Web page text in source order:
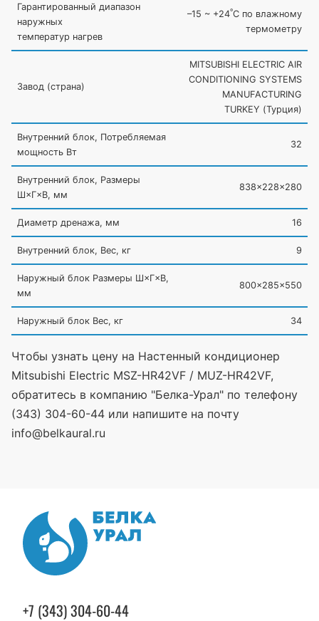
Гарантированный диапазон
наружных
температур нагрев
–15 ~ +24ºC по влажному
термометру
Завод (страна)
MITSUBISHI ELECTRIC AIR
CONDITIONING SYSTEMS
MANUFACTURING
TURKEY (Турция)
Внутренний блок, Потребляемая
мощность Вт
32
Внутренний блок, Размеры
Ш×Г×В, мм
838×228×280
Диаметр дренажа, мм 16
Внутренний блок, Вес, кг 9
Наружный блок Размеры Ш×Г×В,
мм
800×285×550
Наружный блок Вес, кг 34
Чтобы узнать цену на Настенный кондиционер
Mitsubishi Electric MSZ-HR42VF / MUZ-HR42VF,
обратитесь в компанию "Белка-Урал" по телефону
(343) 304-60-44 или напишите на почту
info@belkaural.ru
+7 (343) 304-60-44